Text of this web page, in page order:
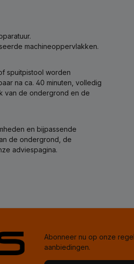
machineoppervlakken.
spuitpistool worden
na ca. 40 minuten, volledig
van de ondergrond en de
en bijpassende
de ondergrond, de
adviespagina.
Abonneer nu op onze
aanbiedingen.